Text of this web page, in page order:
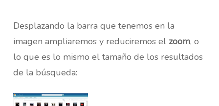
Desplazando la barra que tenemos en la
imagen ampliaremos y reduciremos el zoom, o
lo que es lo mismo el tamaño de los resultados
de la búsqueda: